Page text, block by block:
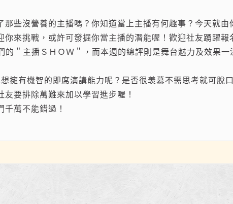
那些沒營養的主播嗎？你知道當上主播有何趣事？今天就
來挑戰，或許可發掘你當主播的潛能喔！歡迎社友踴躍報
的＂主播ＳＨＯＷ＂，而本週的總評則是舞台魅力及效果
擁有機智的即席演講能力呢？是否很羡慕不需思考就可脫
要排除萬難來加以學習進步喔！
萬不能錯過！